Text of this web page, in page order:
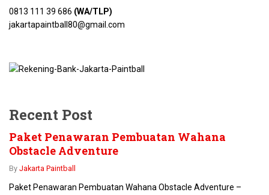
0813 111 39 686 (WA/TLP)
jakartapaintball80@gmail.com
Recent Post
Paket Penawaran Pembuatan Wahana
Obstacle Adventure
By Jakarta Paintball
Paket Penawaran Pembuatan Wahana Obstacle Adventure –